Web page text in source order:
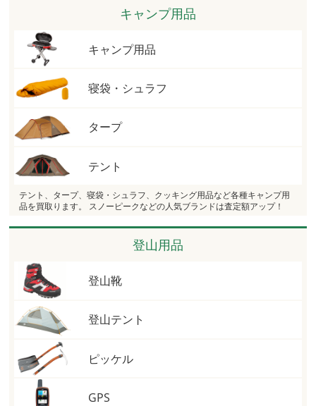
キャンプ用品
キャンプ用品
寝袋・シュラフ
タープ
テント
テント、タープ、寝袋・シュラフ、クッキング用品など各種キャンプ用
品を買取ります。 スノーピークなどの人気ブランドは査定額アップ！
登山用品
登山靴
登山テント
ピッケル
GPS